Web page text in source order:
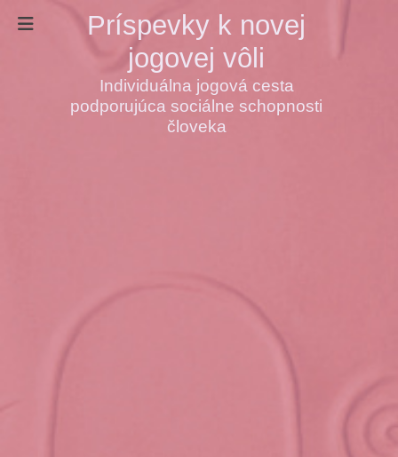
Príspevky k novej
jogovej vôli
Individuálna jogová cesta
podporujúca sociálne schopnosti
človeka